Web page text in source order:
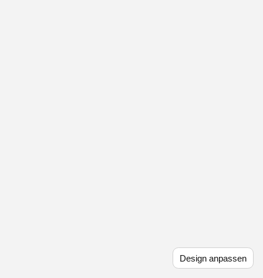
Design anpassen